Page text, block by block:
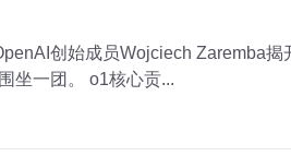
创始成员Wojciech Zaremba揭
坐一团。 o1核心贡...